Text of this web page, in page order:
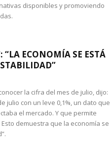
disponibles y promoviendo
ECONOMÍA SE ESTÁ
la cifra del mes de julio, dijo:
julio con un leve 0,1%, un dato que
el mercado. Y que permite
demuestra que la economía se